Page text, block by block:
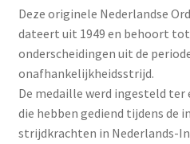
Deze originele Nederlandse
dateert uit 1949 en behoort tot
onderscheidingen uit de
onafhankelijkheidsstrijd.
De medaille werd ingesteld
die hebben gediend tijdens de
strijdkrachten in Nederlands-